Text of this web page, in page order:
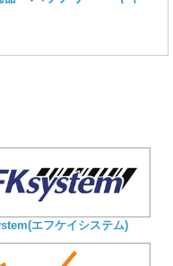
エフケイシステム)